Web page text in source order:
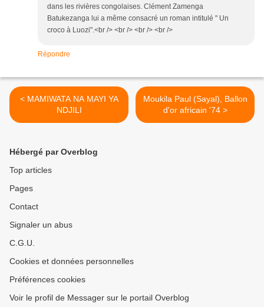
dans les rivières congolaises. Clément Zamenga
Batukezanga lui a même consacré un roman intitulé " Un
croco à Luozi".<br /> <br /> <br /> <br />
Répondre
< MAMIWATA NA MAYI YA
NDJILI
Moukila Paul (Sayal), Ballon
d'or africain '74 >
Hébergé par Overblog
Top articles
Pages
Contact
Signaler un abus
C.G.U.
Cookies et données personnelles
Préférences cookies
Voir le profil de Messager sur le portail Overblog